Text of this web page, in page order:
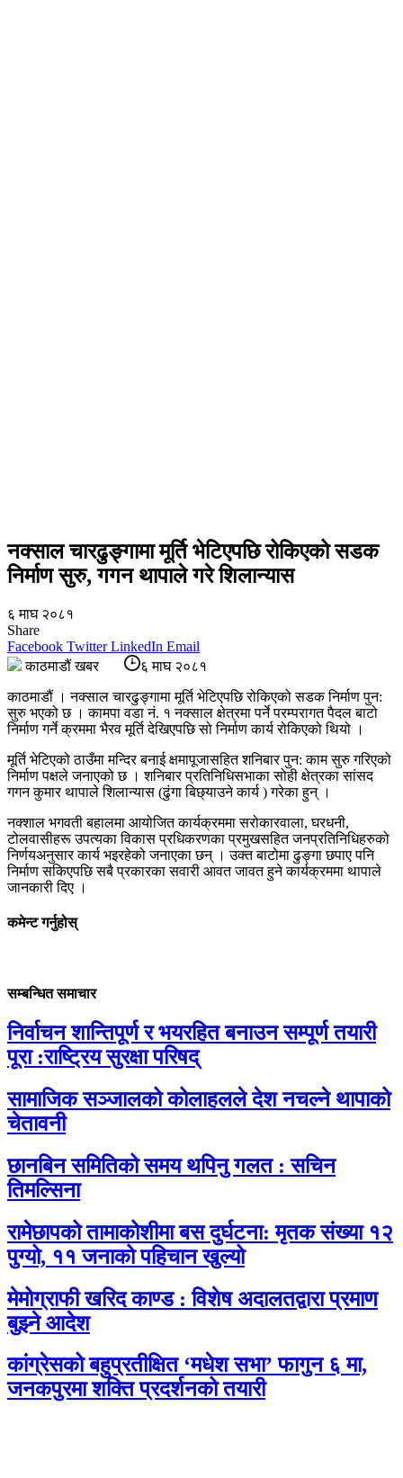
नक्साल चारढुङ्गामा मूर्ति भेटिएपछि रोकिएको सडक
निर्माण सुरु, गगन थापाले गरे शिलान्यास
६ माघ २०८१
Share
Facebook Twitter LinkedIn Email
काठमाडौं खबर
६ माघ २०८१
काठमाडौं । नक्साल चारढुङ्गामा मूर्ति भेटिएपछि रोकिएको सडक निर्माण पुन:
सुरु भएको छ । कामपा वडा नं. १ नक्साल क्षेत्रमा पर्ने परम्परागत पैदल बाटो
निर्माण गर्ने क्रममा भैरव मूर्ति देखिएपछि सो निर्माण कार्य रोकिएको थियो ।
मूर्ति भेटिएको ठाउँमा मन्दिर बनाई क्षमापूजासहित शनिबार पुन: काम सुरु गरिएको
निर्माण पक्षले जनाएको छ । शनिबार प्रतिनिधिसभाका सोही क्षेत्रका सांसद
गगन कुमार थापाले शिलान्यास (ढुंगा बिछ्याउने कार्य ) गरेका हुन् ।
नक्शाल भगवती बहालमा आयोजित कार्यक्रममा सरोकारवाला, घरधनी,
टोलवासीहरू उपत्यका विकास प्रधिकरणका प्रमुखसहित जनप्रतिनिधिहरुको
निर्णयअनुसार कार्य भइरहेको जनाएका छन् । उक्त बाटोमा ढुङ्गा छपाए पनि
निर्माण सकिएपछि सबै प्रकारका सवारी आवत जावत हुने कार्यक्रममा थापाले
जानकारी दिए ।
कमेन्ट गर्नुहोस्
सम्बन्धित समाचार
निर्वाचन शान्तिपूर्ण र भयरहित बनाउन सम्पूर्ण तयारी
पूरा :राष्ट्रिय सुरक्षा परिषद्
सामाजिक सञ्जालको कोलाहलले देश नचल्ने थापाको
चेतावनी
छानबिन समितिको समय थपिनु गलत : सचिन
तिमल्सिना
रामेछापको तामाकोशीमा बस दुर्घटना: मृतक संख्या १२
पुग्यो, ११ जनाको पहिचान खुल्यो
मेमोग्राफी खरिद काण्ड : विशेष अदालतद्वारा प्रमाण
बुझ्ने आदेश
कांग्रेसको बहुप्रतीक्षित ‘मधेश सभा’ फागुन ६ मा,
जनकपुरमा शक्ति प्रदर्शनको तयारी